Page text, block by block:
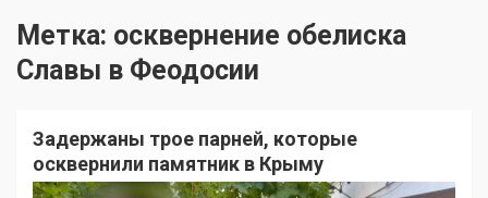
Метка: осквернение обелиска
Славы в Феодосии
Задержаны трое парней, которые
осквернили памятник в Крыму